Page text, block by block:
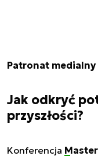
Patronat medialny
Jak odkryć
przyszłości?
Konferencja